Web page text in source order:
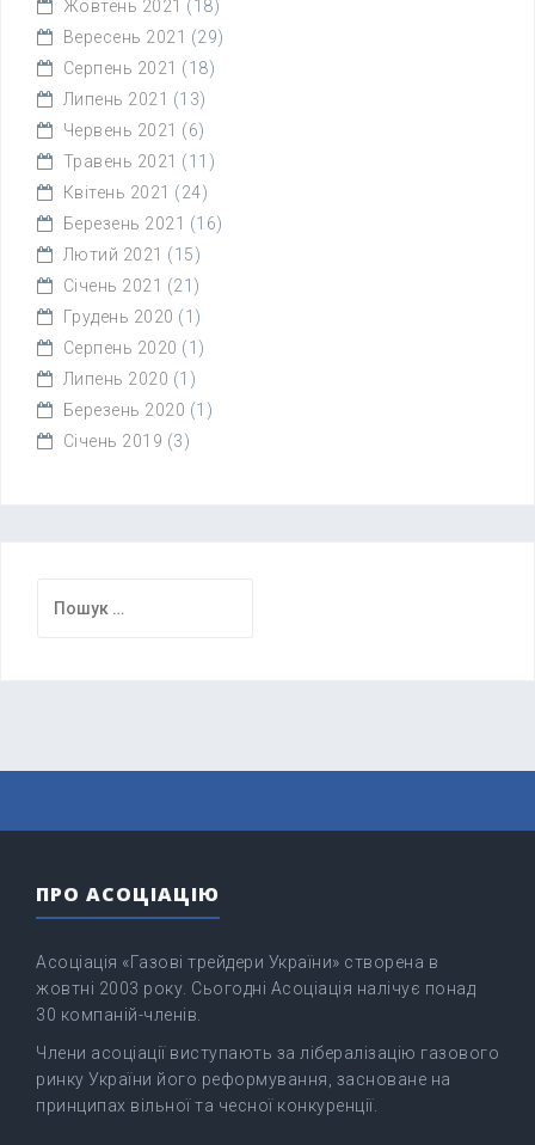
Жовтень 2021 (18)
Вересень 2021 (29)
Серпень 2021 (18)
Липень 2021 (13)
Червень 2021 (6)
Травень 2021 (11)
Квітень 2021 (24)
Березень 2021 (16)
Лютий 2021 (15)
Січень 2021 (21)
Грудень 2020 (1)
Серпень 2020 (1)
Липень 2020 (1)
Березень 2020 (1)
Січень 2019 (3)
ПРО АСОЦІАЦІЮ
Асоціація «Газові трейдери України» створена в
жовтні 2003 року. Сьогодні Асоціація налічує понад
30 компаній-членів.
Члени асоціації виступають за лібералізацію газового
ринку України його реформування, засноване на
принципах вільної та чесної конкуренції.